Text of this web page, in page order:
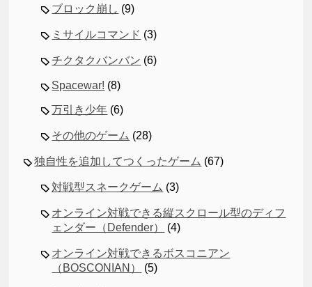
ブロック崩し (9)
ミサイルコマンド (3)
チクタクバンバン (6)
Spacewar! (8)
万引き少年 (6)
その他のゲーム (28)
独自性を追加してつくったゲーム (67)
対戦型スネークゲーム (3)
オンライン対戦できる縦スクロール型のディフ
ェンダー（Defender）
(4)
オンライン対戦できるボスコニアン
（BOSCONIAN）
(5)